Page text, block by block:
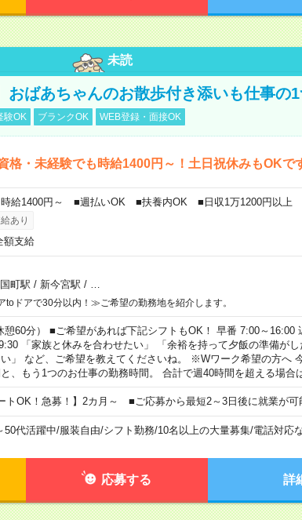
未読
おばあちゃんのお散歩付き添いも仕事の
験OK ブランクOK WEB登録・面接OK
・未経験でも時給1400円～！土日祝休みもOKで
時給1400円～ ■週払いOK ■扶養内OK ■日収1万1200円以上
あり
額支給
町駅 / 新今宮駅 /
toドアで30分以内！≫ご希望の勤務地を紹介します。
憩60分） ■ご希望があれば下記シフトもOK！ 早番 7:00～16:00
「家族と休みを合わせたい」 「余裕を持って夕飯の準備が
」 など、ご希望を教えてくださいね。 ※Wワーク希望の方へ
、もう1つのお仕事の勤務時間。 合計で週40時間を超える場合
トOK！急募！】2カ月～ ■ご応募から最短2～3日後に就業が可
50代活躍中/服装自由/シフト勤務/10名以上の大量募集/電話対応
応募する 詳